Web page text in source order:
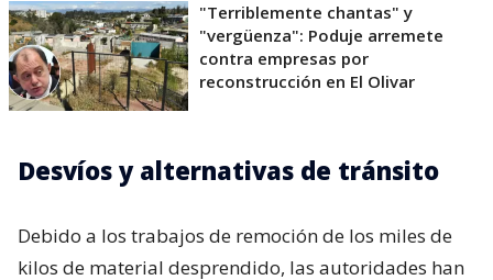
"Terriblemente chantas" y
"vergüenza": Poduje arremete
contra empresas por
reconstrucción en El Olivar
Desvíos y alternativas de tránsito
Debido a los trabajos de remoción de los miles de
kilos de material desprendido, las autoridades han